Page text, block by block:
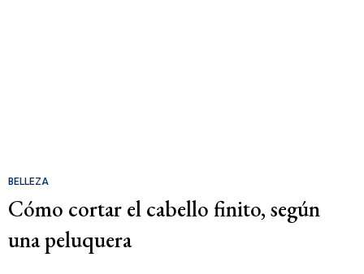
BELLEZA
Cómo cortar el cabello finito, según
una peluquera